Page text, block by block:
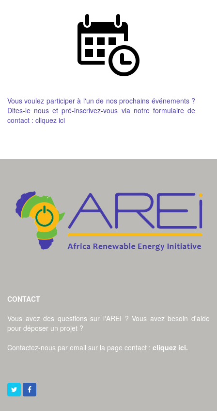
Vous voulez participer à l'un de nos prochains événements ?
Dites-le nous et pré-inscrivez-vous via notre formulaire de
contact : cliquez ici
CONTACT
Vous avez des questions sur l'AREI ? Vous avez besoin d'aide
pour déposer un projet ?
Contactez-nous par email sur la page contact : cliquez ici.